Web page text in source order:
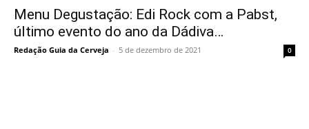
Menu Degustação: Edi Rock com a Pabst,
último evento do ano da Dádiva…
Redação Guia da Cerveja - 5 de dezembro de 2021 0